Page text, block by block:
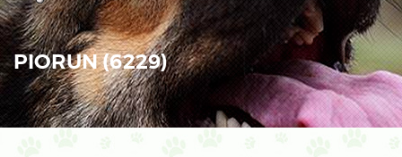
PIORUN (6229)